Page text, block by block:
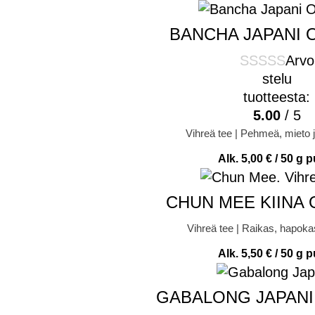
BANCHA JAPANI
Arvo
stelu
tuotteesta:
5.00/ 5
Vihreä tee | Pehmeä, mieto
Alk. 5,00 € / 50 g
CHUN MEE KIINA
Vihreä tee | Raikas,
Alk. 5,50 € / 50 g
GABALONG